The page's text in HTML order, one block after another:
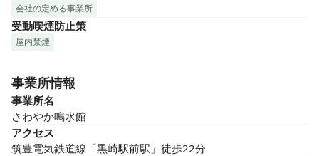
会社の定める事業所
受動喫煙防止策
屋内禁煙
事業所情報
事業所名
さわやか鳴水館
アクセス
筑豊電気鉄道線「黒崎駅前駅」徒歩22分